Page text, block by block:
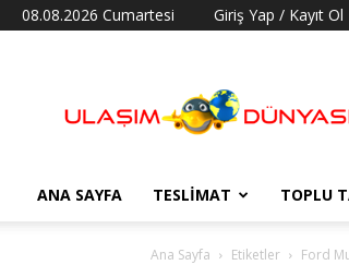
08.08.2026 Cumartesi Giriş Yap / Kayıt Ol
Dünyası
ANA SAYFA TESLIMAT TOPLU
Ana Sayfa Etiketler Ford